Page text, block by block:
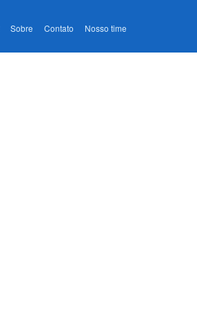
Sobre Contato Nosso time